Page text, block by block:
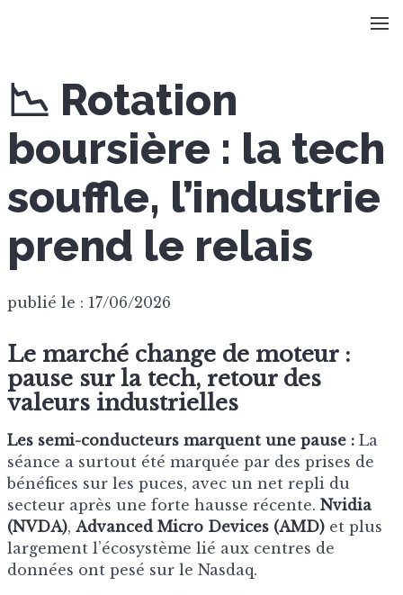
📉 Rotation
boursière : la tech
souffle, l’industrie
prend le relais
publié le : 17/06/2026
Le marché change de moteur :
pause sur la tech, retour des
valeurs industrielles
Les semi-conducteurs marquent une pause : La
séance a surtout été marquée par des prises de
bénéfices sur les puces, avec un net repli du
secteur après une forte hausse récente. Nvidia
(NVDA), Advanced Micro Devices (AMD) et plus
largement l’écosystème lié aux centres de
données ont pesé sur le Nasdaq.